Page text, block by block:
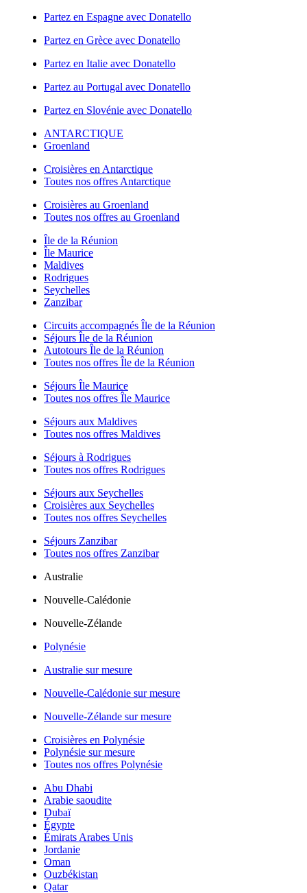
Partez en Espagne avec Donatello
Partez en Grèce avec Donatello
Partez en Italie avec Donatello
Partez au Portugal avec Donatello
Partez en Slovénie avec Donatello
ANTARCTIQUE
Groenland
Croisières en Antarctique
Toutes nos offres Antarctique
Croisières au Groenland
Toutes nos offres au Groenland
Île de la Réunion
Île Maurice
Maldives
Rodrigues
Seychelles
Zanzibar
Circuits accompagnés Île de la Réunion
Séjours Île de la Réunion
Autotours Île de la Réunion
Toutes nos offres Île de la Réunion
Séjours Île Maurice
Toutes nos offres Île Maurice
Séjours aux Maldives
Toutes nos offres Maldives
Séjours à Rodrigues
Toutes nos offres Rodrigues
Séjours aux Seychelles
Croisières aux Seychelles
Toutes nos offres Seychelles
Séjours Zanzibar
Toutes nos offres Zanzibar
Australie
Nouvelle-Calédonie
Nouvelle-Zélande
Polynésie
Australie sur mesure
Nouvelle-Calédonie sur mesure
Nouvelle-Zélande sur mesure
Croisières en Polynésie
Polynésie sur mesure
Toutes nos offres Polynésie
Abu Dhabi
Arabie saoudite
Dubaï
Égypte
Émirats Arabes Unis
Jordanie
Oman
Ouzbékistan
Qatar